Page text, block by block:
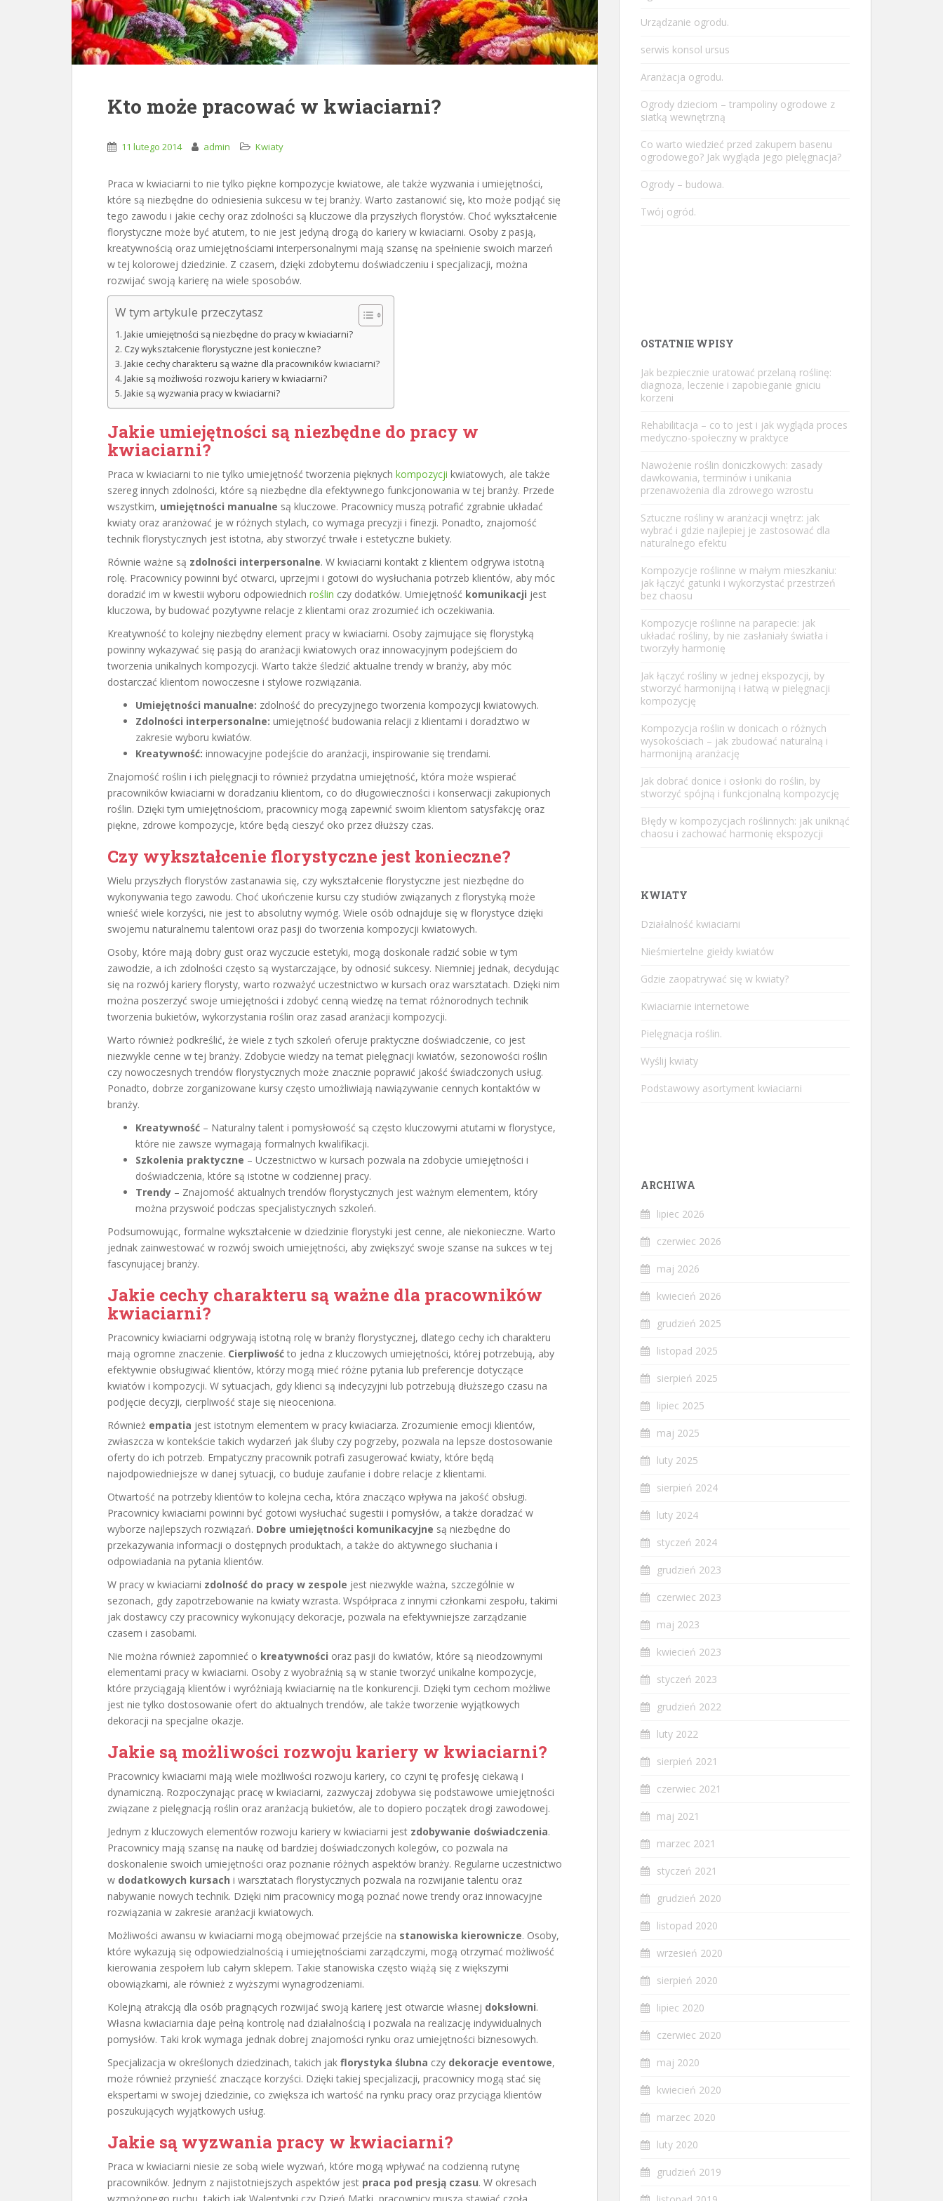
Kto może pracować w kwiaciarni?
11 lutego 2014 admin Kwiaty
Praca w kwiaciarni to nie tylko piękne kompozycje kwiatowe, ale także wyzwania i umiejętności,
które są niezbędne do odniesienia sukcesu w tej branży. Warto zastanowić się, kto może podjąć się
tego zawodu i jakie cechy oraz zdolności są kluczowe dla przyszłych florystów. Choć wykształcenie
florystyczne może być atutem, to nie jest jedyną drogą do kariery w kwiaciarni. Osoby z pasją,
kreatywnością oraz umiejętnościami interpersonalnymi mają szansę na spełnienie swoich marzeń
w tej kolorowej dziedzinie. Z czasem, dzięki zdobytemu doświadczeniu i specjalizacji, można
rozwijać swoją karierę na wiele sposobów.
W tym artykule przeczytasz
Jakie umiejętności są niezbędne do pracy w kwiaciarni?
Czy wykształcenie florystyczne jest konieczne?
Jakie cechy charakteru są ważne dla pracowników kwiaciarni?
Jakie są możliwości rozwoju kariery w kwiaciarni?
Jakie są wyzwania pracy w kwiaciarni?
Jakie umiejętności są niezbędne do pracy w
kwiaciarni?
Praca w kwiaciarni to nie tylko umiejętność tworzenia pięknych kompozycji kwiatowych, ale także
szereg innych zdolności, które są niezbędne dla efektywnego funkcjonowania w tej branży. Przede
wszystkim, umiejętności manualne są kluczowe. Pracownicy muszą potrafić zgrabnie układać
kwiaty oraz aranżować je w różnych stylach, co wymaga precyzji i finezji. Ponadto, znajomość
technik florystycznych jest istotna, aby stworzyć trwałe i estetyczne bukiety.
Równie ważne są zdolności interpersonalne. W kwiaciarni kontakt z klientem odgrywa istotną
rolę. Pracownicy powinni być otwarci, uprzejmi i gotowi do wysłuchania potrzeb klientów, aby móc
doradzić im w kwestii wyboru odpowiednich roślin czy dodatków. Umiejętność komunikacji jest
kluczowa, by budować pozytywne relacje z klientami oraz zrozumieć ich oczekiwania.
Kreatywność to kolejny niezbędny element pracy w kwiaciarni. Osoby zajmujące się florystyką
powinny wykazywać się pasją do aranżacji kwiatowych oraz innowacyjnym podejściem do
tworzenia unikalnych kompozycji. Warto także śledzić aktualne trendy w branży, aby móc
dostarczać klientom nowoczesne i stylowe rozwiązania.
Umiejętności manualne: zdolność do precyzyjnego tworzenia kompozycji kwiatowych.
Zdolności interpersonalne: umiejętność budowania relacji z klientami i doradztwo w
zakresie wyboru kwiatów.
Kreatywność: innowacyjne podejście do aranżacji, inspirowanie się trendami.
Znajomość roślin i ich pielęgnacji to również przydatna umiejętność, która może wspierać
pracowników kwiaciarni w doradzaniu klientom, co do długowieczności i konserwacji zakupionych
roślin. Dzięki tym umiejętnościom, pracownicy mogą zapewnić swoim klientom satysfakcję oraz
piękne, zdrowe kompozycje, które będą cieszyć oko przez dłuższy czas.
Czy wykształcenie florystyczne jest konieczne?
Wielu przyszłych florystów zastanawia się, czy wykształcenie florystyczne jest niezbędne do
wykonywania tego zawodu. Choć ukończenie kursu czy studiów związanych z florystyką może
wnieść wiele korzyści, nie jest to absolutny wymóg. Wiele osób odnajduje się w florystyce dzięki
swojemu naturalnemu talentowi oraz pasji do tworzenia kompozycji kwiatowych.
Osoby, które mają dobry gust oraz wyczucie estetyki, mogą doskonale radzić sobie w tym
zawodzie, a ich zdolności często są wystarczające, by odnosić sukcesy. Niemniej jednak, decydując
się na rozwój kariery florysty, warto rozważyć uczestnictwo w kursach oraz warsztatach. Dzięki nim
można poszerzyć swoje umiejętności i zdobyć cenną wiedzę na temat różnorodnych technik
tworzenia bukietów, wykorzystania roślin oraz zasad aranżacji kompozycji.
Warto również podkreślić, że wiele z tych szkoleń oferuje praktyczne doświadczenie, co jest
niezwykle cenne w tej branży. Zdobycie wiedzy na temat pielęgnacji kwiatów, sezonowości roślin
czy nowoczesnych trendów florystycznych może znacznie poprawić jakość świadczonych usług.
Ponadto, dobrze zorganizowane kursy często umożliwiają nawiązywanie cennych kontaktów w
branży.
Kreatywność – Naturalny talent i pomysłowość są często kluczowymi atutami w florystyce,
które nie zawsze wymagają formalnych kwalifikacji.
Szkolenia praktyczne – Uczestnictwo w kursach pozwala na zdobycie umiejętności i
doświadczenia, które są istotne w codziennej pracy.
Trendy – Znajomość aktualnych trendów florystycznych jest ważnym elementem, który
można przyswoić podczas specjalistycznych szkoleń.
Podsumowując, formalne wykształcenie w dziedzinie florystyki jest cenne, ale niekonieczne. Warto
jednak zainwestować w rozwój swoich umiejętności, aby zwiększyć swoje szanse na sukces w tej
fascynującej branży.
Jakie cechy charakteru są ważne dla pracowników
kwiaciarni?
Pracownicy kwiaciarni odgrywają istotną rolę w branży florystycznej, dlatego cechy ich charakteru
mają ogromne znaczenie. Cierpliwość to jedna z kluczowych umiejętności, której potrzebują, aby
efektywnie obsługiwać klientów, którzy mogą mieć różne pytania lub preferencje dotyczące
kwiatów i kompozycji. W sytuacjach, gdy klienci są indecyzyjni lub potrzebują dłuższego czasu na
podjęcie decyzji, cierpliwość staje się nieoceniona.
Również empatia jest istotnym elementem w pracy kwiaciarza. Zrozumienie emocji klientów,
zwłaszcza w kontekście takich wydarzeń jak śluby czy pogrzeby, pozwala na lepsze dostosowanie
oferty do ich potrzeb. Empatyczny pracownik potrafi zasugerować kwiaty, które będą
najodpowiedniejsze w danej sytuacji, co buduje zaufanie i dobre relacje z klientami.
Otwartość na potrzeby klientów to kolejna cecha, która znacząco wpływa na jakość obsługi.
Pracownicy kwiaciarni powinni być gotowi wysłuchać sugestii i pomysłów, a także doradzać w
wyborze najlepszych rozwiązań. Dobre umiejętności komunikacyjne są niezbędne do
przekazywania informacji o dostępnych produktach, a także do aktywnego słuchania i
odpowiadania na pytania klientów.
W pracy w kwiaciarni zdolność do pracy w zespole jest niezwykle ważna, szczególnie w
sezonach, gdy zapotrzebowanie na kwiaty wzrasta. Współpraca z innymi członkami zespołu, takimi
jak dostawcy czy pracownicy wykonujący dekoracje, pozwala na efektywniejsze zarządzanie
czasem i zasobami.
Nie można również zapomnieć o kreatywności oraz pasji do kwiatów, które są nieodzownymi
elementami pracy w kwiaciarni. Osoby z wyobraźnią są w stanie tworzyć unikalne kompozycje,
które przyciągają klientów i wyróżniają kwiaciarnię na tle konkurencji. Dzięki tym cechom możliwe
jest nie tylko dostosowanie ofert do aktualnych trendów, ale także tworzenie wyjątkowych
dekoracji na specjalne okazje.
Jakie są możliwości rozwoju kariery w kwiaciarni?
Pracownicy kwiaciarni mają wiele możliwości rozwoju kariery, co czyni tę profesję ciekawą i
dynamiczną. Rozpoczynając pracę w kwiaciarni, zazwyczaj zdobywa się podstawowe umiejętności
związane z pielęgnacją roślin oraz aranżacją bukietów, ale to dopiero początek drogi zawodowej.
Jednym z kluczowych elementów rozwoju kariery w kwiaciarni jest zdobywanie doświadczenia.
Pracownicy mają szansę na naukę od bardziej doświadczonych kolegów, co pozwala na
doskonalenie swoich umiejętności oraz poznanie różnych aspektów branży. Regularne uczestnictwo
w dodatkowych kursach i warsztatach florystycznych pozwala na rozwijanie talentu oraz
nabywanie nowych technik. Dzięki nim pracownicy mogą poznać nowe trendy oraz innowacyjne
rozwiązania w zakresie aranżacji kwiatowych.
Możliwości awansu w kwiaciarni mogą obejmować przejście na stanowiska kierownicze. Osoby,
które wykazują się odpowiedzialnością i umiejętnościami zarządczymi, mogą otrzymać możliwość
kierowania zespołem lub całym sklepem. Takie stanowiska często wiążą się z większymi
obowiązkami, ale również z wyższymi wynagrodzeniami.
Kolejną atrakcją dla osób pragnących rozwijać swoją karierę jest otwarcie własnej doksłowni.
Własna kwiaciarnia daje pełną kontrolę nad działalnością i pozwala na realizację indywidualnych
pomysłów. Taki krok wymaga jednak dobrej znajomości rynku oraz umiejętności biznesowych.
Specjalizacja w określonych dziedzinach, takich jak florystyka ślubna czy dekoracje eventowe,
może również przynieść znaczące korzyści. Dzięki takiej specjalizacji, pracownicy mogą stać się
ekspertami w swojej dziedzinie, co zwiększa ich wartość na rynku pracy oraz przyciąga klientów
poszukujących wyjątkowych usług.
Jakie są wyzwania pracy w kwiaciarni?
Praca w kwiaciarni niesie ze sobą wiele wyzwań, które mogą wpływać na codzienną rutynę
pracowników. Jednym z najistotniejszych aspektów jest praca pod presją czasu. W okresach
Urządzanie ogrodu.
serwis konsol ursus
Aranżacja ogrodu.
Ogrody dzieciom – trampoliny ogrodowe z
siatką wewnętrzną
Co warto wiedzieć przed zakupem basenu
ogrodowego? Jak wygląda jego pielęgnacja?
Ogrody – budowa.
Twój ogród.
OSTATNIE WPISY
Jak bezpiecznie uratować przelaną roślinę:
diagnoza, leczenie i zapobieganie gniciu
korzeni
Rehabilitacja – co to jest i jak wygląda proces
medyczno-społeczny w praktyce
Nawożenie roślin doniczkowych: zasady
dawkowania, terminów i unikania
przenawożenia dla zdrowego wzrostu
Sztuczne rośliny w aranżacji wnętrz: jak
wybrać i gdzie najlepiej je zastosować dla
naturalnego efektu
Kompozycje roślinne w małym mieszkaniu:
jak łączyć gatunki i wykorzystać przestrzeń
bez chaosu
Kompozycje roślinne na parapecie: jak
układać rośliny, by nie zasłaniały światła i
tworzyły harmonię
Jak łączyć rośliny w jednej ekspozycji, by
stworzyć harmonijną i łatwą w pielęgnacji
kompozycję
Kompozycja roślin w donicach o różnych
wysokościach – jak zbudować naturalną i
harmonijną aranżację
Jak dobrać donice i osłonki do roślin, by
stworzyć spójną i funkcjonalną kompozycję
Błędy w kompozycjach roślinnych: jak uniknąć
chaosu i zachować harmonię ekspozycji
KWIATY
Działalność kwiaciarni
Nieśmiertelne giełdy kwiatów
Gdzie zaopatrywać się w kwiaty?
Kwiaciarnie internetowe
Pielęgnacja roślin.
Wyślij kwiaty
Podstawowy asortyment kwiaciarni
ARCHIWA
lipiec 2026
czerwiec 2026
maj 2026
kwiecień 2026
grudzień 2025
listopad 2025
sierpień 2025
lipiec 2025
maj 2025
luty 2025
sierpień 2024
luty 2024
styczeń 2024
grudzień 2023
czerwiec 2023
maj 2023
kwiecień 2023
styczeń 2023
grudzień 2022
luty 2022
sierpień 2021
czerwiec 2021
maj 2021
marzec 2021
styczeń 2021
grudzień 2020
listopad 2020
wrzesień 2020
sierpień 2020
lipiec 2020
czerwiec 2020
maj 2020
kwiecień 2020
marzec 2020
luty 2020
grudzień 2019